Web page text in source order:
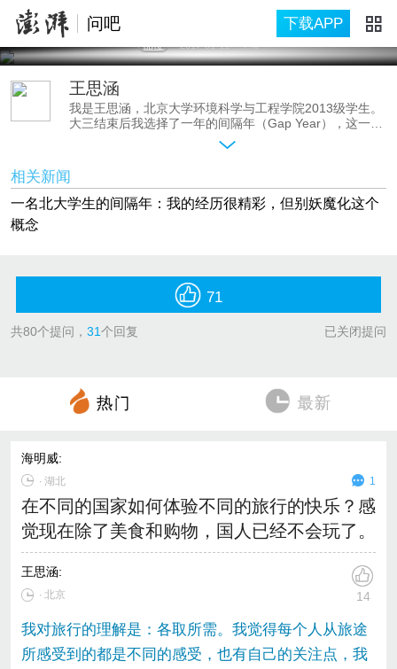
问吧 下载APP
品位 2017-01-11 上海
王思涵
我是王思涵，北京大学环境科学与工程学院2013级学生。
大三结束后我选择了一年的间隔年（Gap Year），这一年
里我走了两万海里，途径四个洲，十几个国家和地区：有
富裕的国家，贫穷的国家，也有边境的难民营，遇到过各
种各样的人和他们各自不同的生活方式。
我准备把2016年间隔年的经历用一套明信片、一张专辑、
一本书、一部影片的形式保留下来。作为一个已经回来重
拾学业的大四党，我想说间隔年最难的不是做行云野鹤，
相关新闻
一名北大学生的间隔年：我的经历很精彩，但别妖魔化这个
概念
71
共80个提问， 31个回复 已关闭提问
海明威:
∙湖北 1
在不同的国家如何体验不同的旅行的快乐？感
觉现在除了美食和购物，国人已经不会玩了。
王思涵:
∙ 北京 14
我对旅行的理解是：各取所需。我觉得每个人从旅途
所感受到的都是不同的感受，也有自己的关注点，我